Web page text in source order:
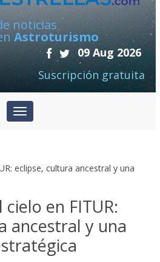
noticias
Astroturismo
09 Aug 2026
Suscripción gratuita
eclipse, cultura ancestral y una
en FITUR:
ancestral y una